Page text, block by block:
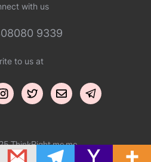
with us
9339
to us at
ThinkRight.me.me